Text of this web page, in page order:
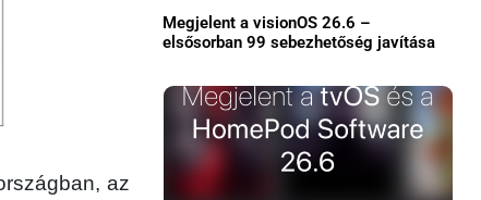
az
Megjelent a visionOS 26.6 –
elsősorban 99 sebezhetőség javítása
Főoldal
Közösség